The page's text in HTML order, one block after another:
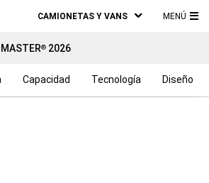
CAMIONETAS Y VANS MENÚ
® 2026
Capacidad Tecnología Diseño